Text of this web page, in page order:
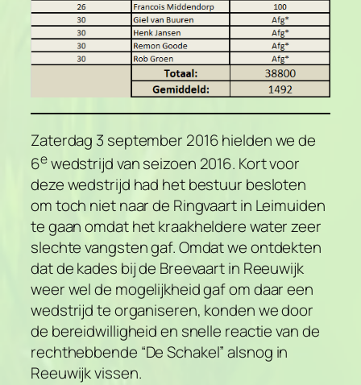
Zaterdag 3 september 2016 hielden we de
6ewedstrijd van seizoen 2016. Kort voor
deze wedstrijd had het bestuur besloten
om toch niet naar de Ringvaart in Leimuiden
te gaan omdat het kraakheldere water zeer
slechte vangsten gaf. Omdat we ontdekten
dat de kades bij de Breevaart in Reeuwijk
weer wel de mogelijkheid gaf om daar een
wedstrijd te organiseren, konden we door
de bereidwilligheid en snelle reactie van de
rechthebbende “De Schakel” alsnog in
Reeuwijk vissen.